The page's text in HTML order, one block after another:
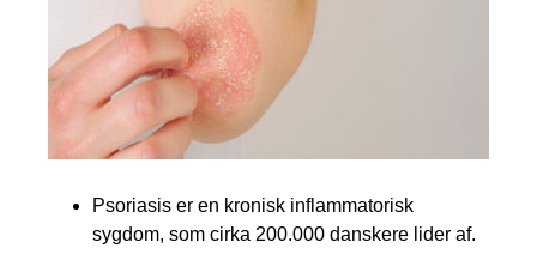
Psoriasis er en kronisk inflammatorisk
sygdom, som cirka 200.000 danskere lider af.